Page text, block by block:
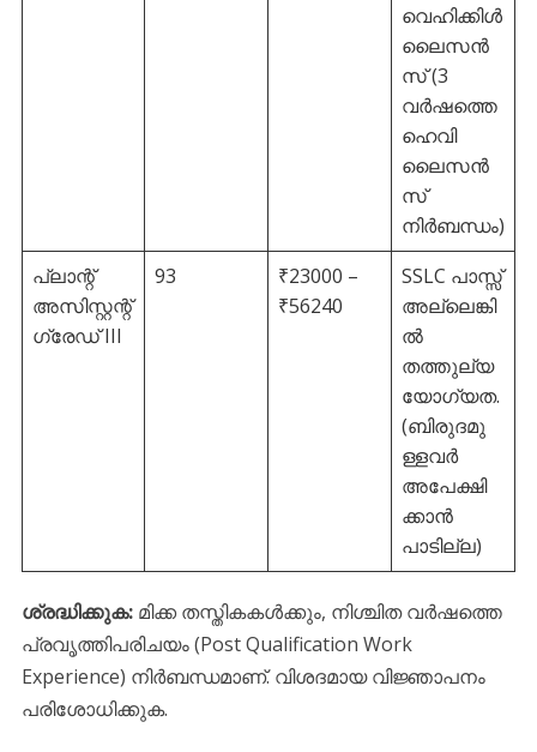
വെഹിക്കിൾ
ലൈസൻ
സ് (3
വർഷത്തെ
ഹെവി
ലൈസൻ
സ്
നിർബന്ധം)
പ്ലാന്റ്
അസിസ്റ്റന്റ്
ഗ്രേഡ് III
93
₹23000 –
₹56240
SSLC പാസ്സ്
അല്ലെങ്കി
ൽ
തത്തുല്യ
യോഗ്യത.
(ബിരുദമു
ള്ളവർ
അപേക്ഷി
ക്കാൻ
പാടില്ല)
ശ്രദ്ധിക്കുക:മിക്ക തസ്തികകൾക്കും, നിശ്ചിത വർഷത്തെ
പ്രവൃത്തിപരിചയം (Post Qualification Work
Experience) നിർബന്ധമാണ്. വിശദമായ വിജ്ഞാപനം
പരിശോധിക്കുക.